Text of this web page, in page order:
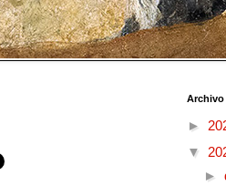
►
▼
►